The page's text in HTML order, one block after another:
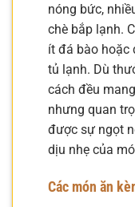
nóng bức,
chè bắp lạnh.
ít đá bào hoặc
tủ lạnh. Dù
cách đều
nhưng quan
được sự ngọt
dịu nhẹ của
Các món ăn